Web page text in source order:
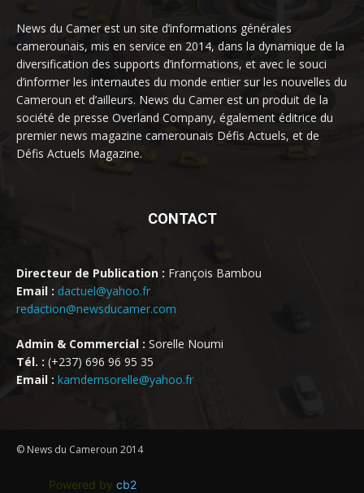
News du Camer est un site d’informations générales
camerounais, mis en service en 2014, dans la dynamique de la
diversification des supports d’informations, et avec le souci
d’informer les internautes du monde entier sur les nouvelles du
Cameroun et d’ailleurs. News du Camer est un produit de la
société de presse Overland Company, également éditrice du
premier news magazine camerounais Défis Actuels, et de
Défis Actuels Magazine.
CONTACT
Directeur de Publication : François Bambou
Email : dactuel@yahoo.fr
redaction@newsducamer.com
Admin & Commercial : Sorelle Noumi
Tél. : (+237) 696 96 95 35
Email : kamdemsorelle@yahoo.fr
© News du Cameroun 2014
Powered by cb2